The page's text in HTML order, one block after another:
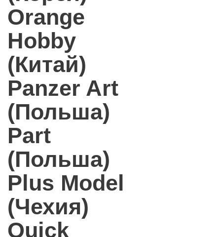
Orange
Hobby
(Китай)
Panzer Art
(Польша)
Part
(Польша)
Plus Model
(Чехия)
Quick